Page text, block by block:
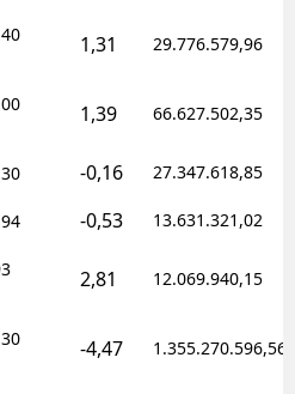
1,31 29.776.579,96
1,39 66.627.502,35
-0,16 27.347.618,85
-0,53 13.631.321,02
2,81 12.069.940,15
-4,47 1.355.270.596,56